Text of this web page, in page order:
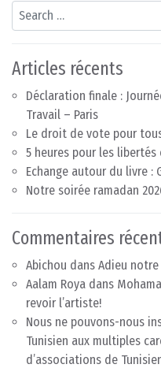
Search
Articles récents
Déclaration finale :
Travail – Paris
Le droit de vote pour
5 heures pour les
Echange autour du livre :
Notre soirée ramadan
Commentaires
Abichou dans Adieu notre
Aalam Roya dans
revoir l’artiste!
Nous ne pouvons-nous
Tunisien aux multiples
d’associations de